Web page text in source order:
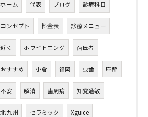
ホーム 代表 ブログ 診療科目
コンセプト 料金表 診療メニュー
近く ホワイトニング 歯医者
おすすめ 小倉 福岡 虫歯 麻酔
不安 解消 歯周病 知覚過敏
北九州 セラミック Xguide